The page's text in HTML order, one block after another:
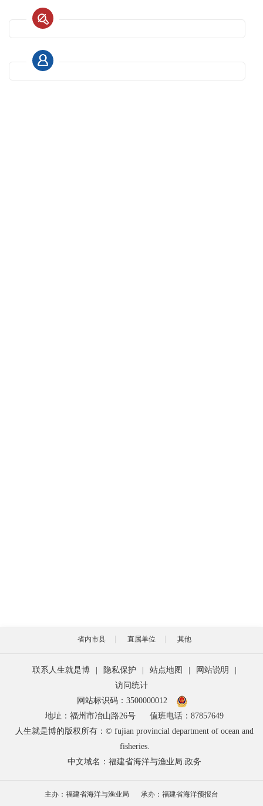
省内市县 直属单位 其他
联系人生就是博 隐私保护 站点地图 网站说明
访问统计
网站标识码：3500000012
地址：福州市冶山路26号
值班电话：87857649
人生就是博的版权所有：© fujian provincial department of ocean and
fisheries.
中文域名：福建省海洋与渔业局.政务
主办：福建省海洋与渔业局 承办：福建省海洋预报台